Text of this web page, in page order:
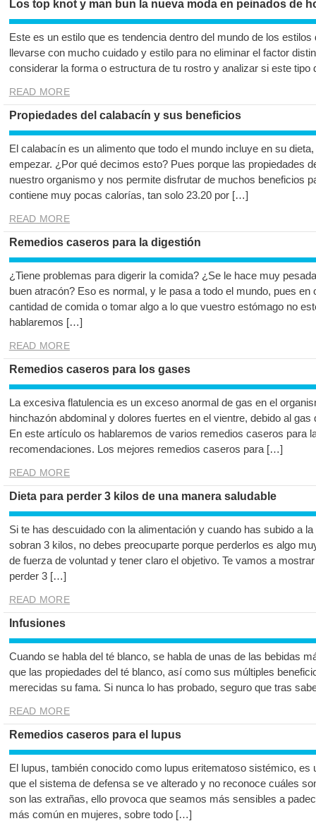
Los top knot y man bun la nueva moda en peinados de
Este es un estilo que es tendencia dentro del mundo de los
llevarse con mucho cuidado y estilo para no eliminar el factor
considerar la forma o estructura de tu rostro y analizar si este
READ MORE
Propiedades del calabacín y sus beneficios
El calabacín es un alimento que todo el mundo incluye en su
empezar. ¿Por qué decimos esto? Pues porque las propiedades
nuestro organismo y nos permite disfrutar de muchos beneficios
contiene muy pocas calorías, tan solo 23.20 por […]
READ MORE
Remedios caseros para la digestión
¿Tiene problemas para digerir la comida? ¿Se le hace muy
buen atracón? Eso es normal, y le pasa a todo el mundo, pues en
cantidad de comida o tomar algo a lo que vuestro estómago no
hablaremos […]
READ MORE
Remedios caseros para los gases
La excesiva flatulencia es un exceso anormal de gas en el
hinchazón abdominal y dolores fuertes en el vientre, debido al
En este artículo os hablaremos de varios remedios caseros para
recomendaciones. Los mejores remedios caseros para […]
READ MORE
Dieta para perder 3 kilos de una manera saludable
Si te has descuidado con la alimentación y cuando has subido a
sobran 3 kilos, no debes preocuparte porque perderlos es algo
de fuerza de voluntad y tener claro el objetivo. Te vamos a
perder 3 […]
READ MORE
Infusiones
Cuando se habla del té blanco, se habla de unas de las bebidas
que las propiedades del té blanco, así como sus múltiples
merecidas su fama. Si nunca lo has probado, seguro que tras
READ MORE
Remedios caseros para el lupus
El lupus, también conocido como lupus eritematoso sistémico, es
que el sistema de defensa se ve alterado y no reconoce cuáles
son las extrañas, ello provoca que seamos más sensibles a
más común en mujeres, sobre todo […]